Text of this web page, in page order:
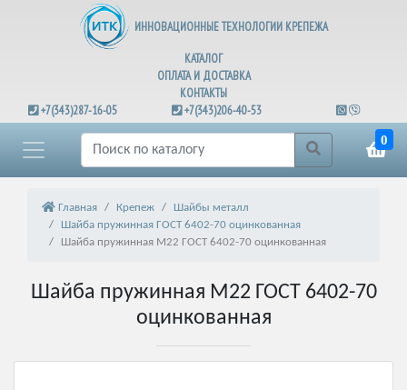
ИННОВАЦИОННЫЕ ТЕХНОЛОГИИ КРЕПЕЖА
КАТАЛОГ
ОПЛАТА И ДОСТАВКА
КОНТАКТЫ
+7(343)287-16-05
+7(343)206-40-53
0
Главная Крепеж
Шайбы металл
Шайба пружинная ГОСТ 6402-70 оцинкованная
Шайба пружинная М22 ГОСТ 6402-70 оцинкованная
Шайба пружинная М22 ГОСТ 6402-70
оцинкованная